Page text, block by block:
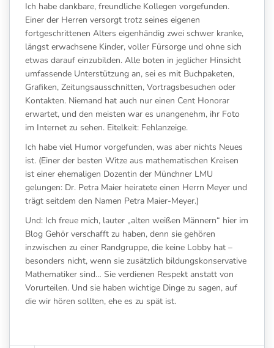
Ich habe dankbare, freundliche Kollegen vorgefunden.
Einer der Herren versorgt trotz seines eigenen
fortgeschrittenen Alters eigenhändig zwei schwer kranke,
längst erwachsene Kinder, voller Fürsorge und ohne sich
etwas darauf einzubilden. Alle boten in jeglicher Hinsicht
umfassende Unterstützung an, sei es mit Buchpaketen,
Grafiken, Zeitungsausschnitten, Vortragsbesuchen oder
Kontakten. Niemand hat auch nur einen Cent Honorar
erwartet, und den meisten war es unangenehm, ihr Foto
im Internet zu sehen. Eitelkeit: Fehlanzeige.
Ich habe viel Humor vorgefunden, was aber nichts Neues
ist. (Einer der besten Witze aus mathematischen Kreisen
ist einer ehemaligen Dozentin der Münchner LMU
gelungen: Dr. Petra Maier heiratete einen Herrn Meyer und
trägt seitdem den Namen Petra Maier-Meyer.)
Und: Ich freue mich, lauter „alten weißen Männern“ hier im
Blog Gehör verschafft zu haben, denn sie gehören
inzwischen zu einer Randgruppe, die keine Lobby hat –
besonders nicht, wenn sie zusätzlich bildungskonservative
Mathematiker sind… Sie verdienen Respekt anstatt von
Vorurteilen. Und sie haben wichtige Dinge zu sagen, auf
die wir hören sollten, ehe es zu spät ist.